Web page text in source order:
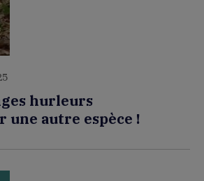
hurleurs
une autre espèce !